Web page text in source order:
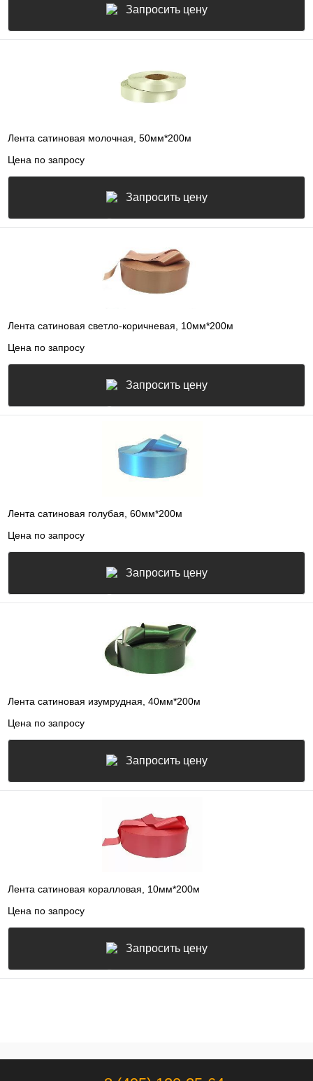
Запросить цену
Лента сатиновая молочная, 50мм*200м
Цена по запросу
Запросить цену
Лента сатиновая светло-коричневая, 10мм*200м
Цена по запросу
Запросить цену
Лента сатиновая голубая, 60мм*200м
Цена по запросу
Запросить цену
Лента сатиновая изумрудная, 40мм*200м
Цена по запросу
Запросить цену
Лента сатиновая коралловая, 10мм*200м
Цена по запросу
Запросить цену